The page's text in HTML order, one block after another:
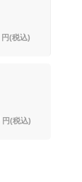
円(税込)
円(税込)